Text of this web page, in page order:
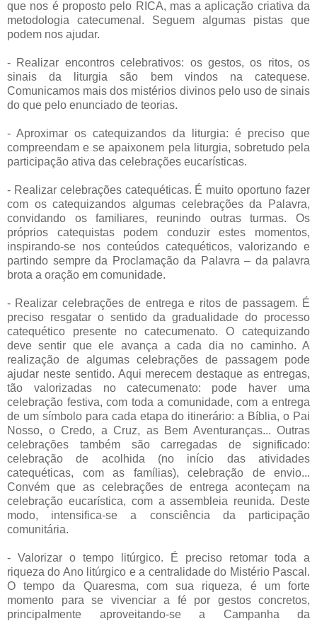
que nos é proposto pelo RICA, mas a aplicação criativa da
metodologia catecumenal. Seguem algumas pistas que
podem nos ajudar.
- Realizar encontros celebrativos: os gestos, os ritos, os
sinais da liturgia são bem vindos na catequese.
Comunicamos mais dos mistérios divinos pelo uso de sinais
do que pelo enunciado de teorias.
- Aproximar os catequizandos da liturgia: é preciso que
compreendam e se apaixonem pela liturgia, sobretudo pela
participação ativa das celebrações eucarísticas.
- Realizar celebrações catequéticas. É muito oportuno fazer
com os catequizandos algumas celebrações da Palavra,
convidando os familiares, reunindo outras turmas. Os
próprios catequistas podem conduzir estes momentos,
inspirando-se nos conteúdos catequéticos, valorizando e
partindo sempre da Proclamação da Palavra – da palavra
brota a oração em comunidade.
- Realizar celebrações de entrega e ritos de passagem. É
preciso resgatar o sentido da gradualidade do processo
catequético presente no catecumenato. O catequizando
deve sentir que ele avança a cada dia no caminho. A
realização de algumas celebrações de passagem pode
ajudar neste sentido. Aqui merecem destaque as entregas,
tão valorizadas no catecumenato: pode haver uma
celebração festiva, com toda a comunidade, com a entrega
de um símbolo para cada etapa do itinerário: a Bíblia, o Pai
Nosso, o Credo, a Cruz, as Bem Aventuranças... Outras
celebrações também são carregadas de significado:
celebração de acolhida (no início das atividades
catequéticas, com as famílias), celebração de envio...
Convém que as celebrações de entrega aconteçam na
celebração eucarística, com a assembleia reunida. Deste
modo, intensifica-se a consciência da participação
comunitária.
- Valorizar o tempo litúrgico. É preciso retomar toda a
riqueza do Ano litúrgico e a centralidade do Mistério Pascal.
O tempo da Quaresma, com sua riqueza, é um forte
momento para se vivenciar a fé por gestos concretos,
principalmente aproveitando-se a Campanha da